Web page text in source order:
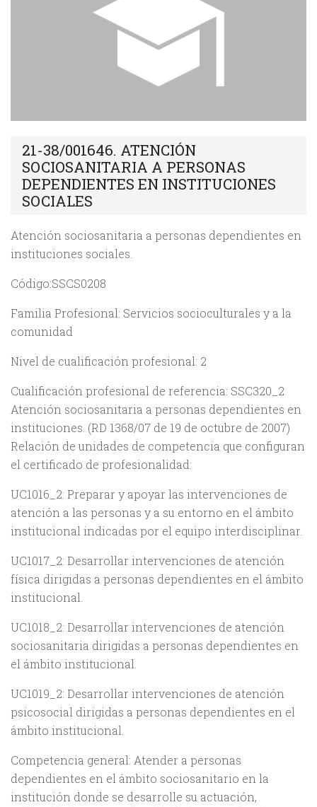
21-38/001646. ATENCIÓN
SOCIOSANITARIA A PERSONAS
DEPENDIENTES EN INSTITUCIONES
SOCIALES
Atención sociosanitaria a personas dependientes en
instituciones sociales.
Código:SSCS0208
Familia Profesional: Servicios socioculturales y a la
comunidad
Nivel de cualificación profesional: 2
Cualificación profesional de referencia: SSC320_2
Atención sociosanitaria a personas dependientes en
instituciones. (RD 1368/07 de 19 de octubre de 2007)
Relación de unidades de competencia que configuran
el certificado de profesionalidad:
UC1016_2: Preparar y apoyar las intervenciones de
atención a las personas y a su entorno en el ámbito
institucional indicadas por el equipo interdisciplinar.
UC1017_2: Desarrollar intervenciones de atención
física dirigidas a personas dependientes en el ámbito
institucional.
UC1018_2: Desarrollar intervenciones de atención
sociosanitaria dirigidas a personas dependientes en
el ámbito institucional.
UC1019_2: Desarrollar intervenciones de atención
psicosocial dirigidas a personas dependientes en el
ámbito institucional.
Competencia general: Atender a personas
dependientes en el ámbito sociosanitario en la
institución donde se desarrolle su actuación,